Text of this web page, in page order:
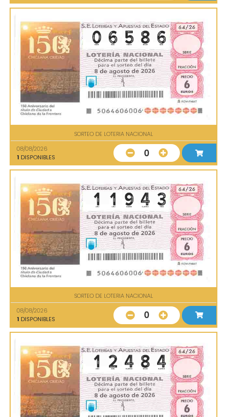
SORTEO DE LOTERIA NACIONAL
08/08/2026
1 DISPONIBLES 0
SORTEO DE LOTERIA NACIONAL
08/08/2026
1 DISPONIBLES 0